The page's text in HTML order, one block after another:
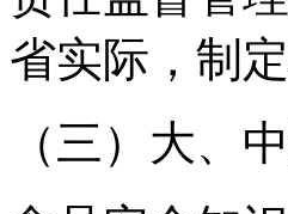
省实际，制定
（三）大、